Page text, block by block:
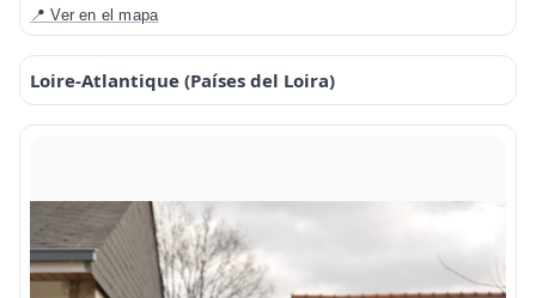
📍 Ver en el mapa
Loire-Atlantique (Países del Loira)